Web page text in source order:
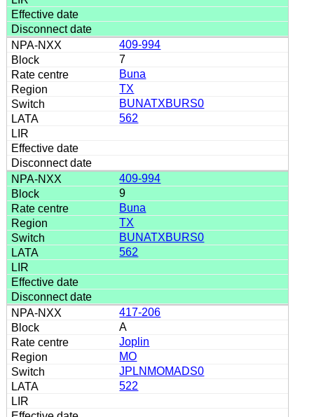
409-994
7
Buna
TX
BUNATXBURS0
562
409-994
9
Buna
TX
BUNATXBURS0
562
417-206
A
Joplin
MO
JPLNMOMADS0
522